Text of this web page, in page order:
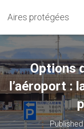
Aires protégées
Options
l’aéroport :